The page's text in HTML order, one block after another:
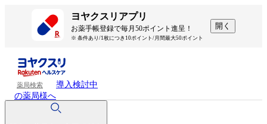
ヨヤクスリアプリ
お薬手帳登録で毎月50ポイント進呈！
※ 条件あり/1枚につき10ポイント/月間最大50ポイント
開く
薬局検索
導入検討中
の薬局様へ